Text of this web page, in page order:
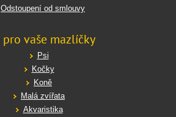
Odstoupení od smlouvy
pro vaše mazlíčky
Psi
Kočky
Koně
Malá zvířata
Akvaristika